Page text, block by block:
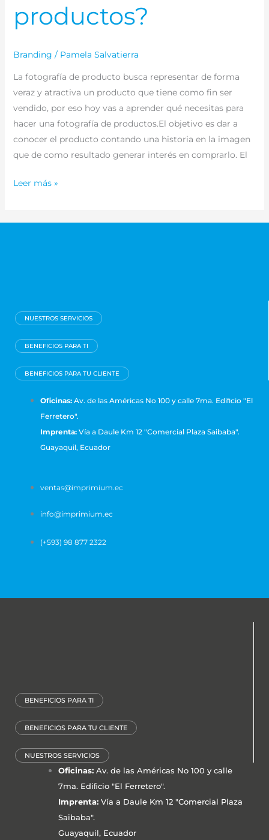
productos?
Branding / Pamela Salvatierra
La fotografía de producto busca representar de forma
veraz y atractiva un producto que tiene como fin ser
vendido, por eso hoy vas a aprender qué necesitas para
hacer una fotografía de productos.El objetivo es dar a
conocer el producto contando una historia en la imagen
que de como resultado generar interés en comprarlo. El
Leer más »
NUESTROS SERVICIOS
BENEFICIOS PARA TI
BENEFICIOS PARA TU CLIENTE
Oficinas: Av. de las Américas No 100 y calle 7ma. Ediﬁcio "El
Ferretero".
Imprenta: Vía a Daule Km 12 "Comercial Plaza Saibaba".
Guayaquil, Ecuador
ventas@imprimium.ec
info@imprimium.ec
(+593) 98 877 2322
BENEFICIOS PARA TI
BENEFICIOS PARA TU CLIENTE
NUESTROS SERVICIOS
Oficinas: Av. de las Américas No 100 y calle
7ma. Ediﬁcio "El Ferretero".
Imprenta: Vía a Daule Km 12 "Comercial Plaza
Saibaba".
Guayaquil, Ecuador